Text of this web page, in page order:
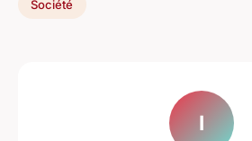
Société
I